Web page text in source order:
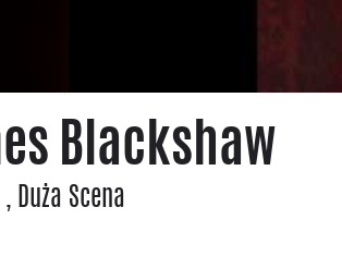
Blackshaw
, Duża Scena